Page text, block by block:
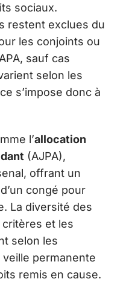
sociaux.
restent exclues du
les conjoints ou
sauf cas
selon les
s’impose donc à
l’allocation
(AJPA),
offrant un
congé pour
La diversité des
et les
selon les
permanente
remis en cause.